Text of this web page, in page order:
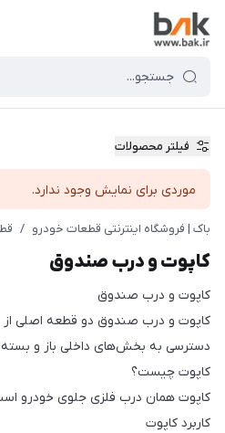
فیلتر محصولات
موردی برای نمایش وجود ندارد.
باک | فروشگاه اینترنتی قطعات خودرو /
کاپوت و درب صندوق
کاپوت و درب صندوق
کاپوت و درب صندوق دو قطعه اصلی از
دسترسی به بخش‌های داخلی باز و
کاپوت چیست؟
کاپوت همان درب فلزی جلوی خودرو
کاربرد کاپوت